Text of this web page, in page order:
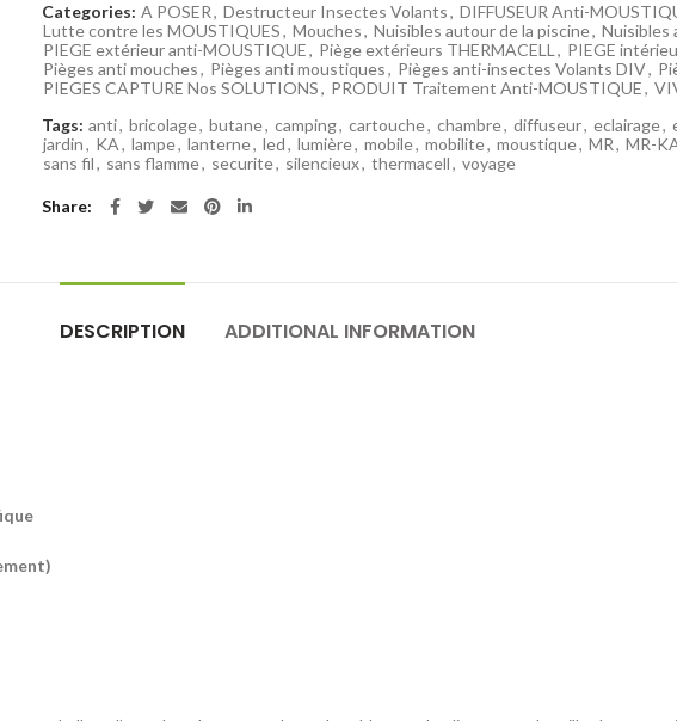
Categories: A POSER, Destructeur Insectes Volants, DIFFUSEUR Anti-
Lutte contre les MOUSTIQUES, Mouches, Nuisibles autour de la piscine, Nuisibles
PIEGE extérieur anti-MOUSTIQUE, Piège extérieurs THERMACELL , PIEGE
Pièges anti mouches, Pièges anti moustiques, Pièges anti-insectes Volants DIV,
PIEGES CAPTURE Nos SOLUTIONS, PRODUIT Traitement Anti-MOUSTIQUE,
Tags: anti, bricolage, butane, camping, cartouche, chambre, diffuseur, eclairage,
jardin, KA, lampe, lanterne, led, lumière, mobile, mobilite, moustique, MR, MR-
sans fil, sans flamme, securite, silencieux, thermacell, voyage
Share
DESCRIPTION ADDITIONAL INFORMATION